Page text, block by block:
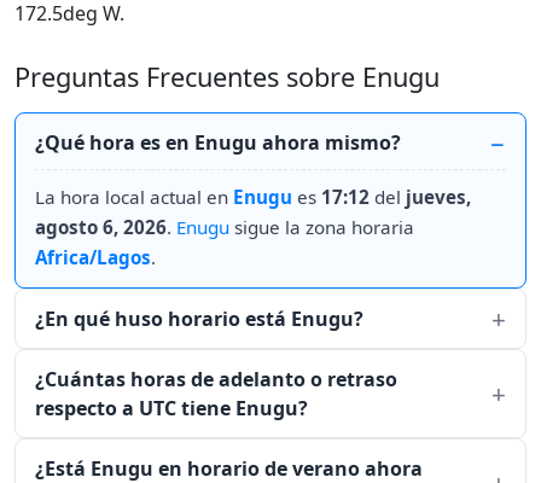
172.5deg W.
Preguntas Frecuentes sobre Enugu
¿Qué hora es en Enugu ahora mismo?
La hora local actual en Enugu es 17:12 del jueves,
agosto 6, 2026. Enugu sigue la zona horaria
Africa/Lagos.
¿En qué huso horario está Enugu?
¿Cuántas horas de adelanto o retraso
respecto a UTC tiene Enugu?
¿Está Enugu en horario de verano ahora